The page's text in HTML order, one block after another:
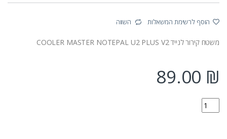
הוסף לרשימת המשאלות השווה
משטח קירור לנייד COOLER MASTER NOTEPAL U2 PLUS V2
89.00 ₪
MNX-SWUK-20FNN-R1 quantity